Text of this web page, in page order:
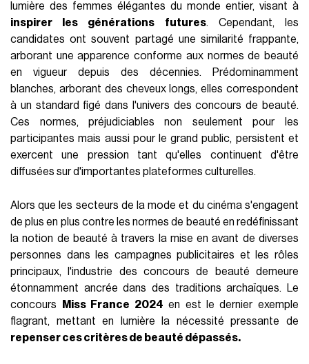
lumière des femmes élégantes du monde entier, visant à
inspirer les générations futures. Cependant, les
candidates ont souvent partagé une similarité frappante,
arborant une apparence conforme aux normes de beauté
en vigueur depuis des décennies. Prédominamment
blanches, arborant des cheveux longs, elles correspondent
à un standard figé dans l'univers des concours de beauté.
Ces normes, préjudiciables non seulement pour les
participantes mais aussi pour le grand public, persistent et
exercent une pression tant qu'elles continuent d'être
diffusées sur d'importantes plateformes culturelles.
Alors que les secteurs de la mode et du cinéma s'engagent
de plus en plus contre les normes de beauté en redéfinissant
la notion de beauté à travers la mise en avant de diverses
personnes dans les campagnes publicitaires et les rôles
principaux, l'industrie des concours de beauté demeure
étonnamment ancrée dans des traditions archaïques. Le
concours
Miss France 2024 en est le dernier exemple
flagrant, mettant en lumière la nécessité pressante de
repenser ces critères de beauté dépassés.